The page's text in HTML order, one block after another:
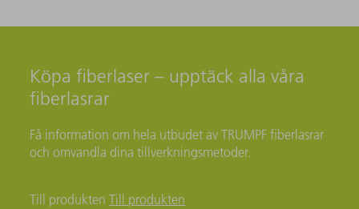
Köpa fiberlaser – upptäck alla våra
fiberlasrar
Få information om hela utbudet av TRUMPF fiberlasrar
och omvandla dina tillverkningsmetoder.
Till produktenTill produkten